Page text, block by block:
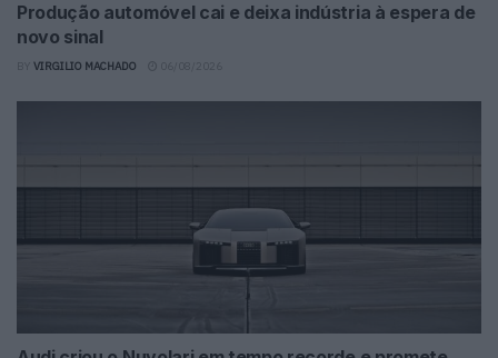
Produção automóvel cai e deixa indústria à espera de
novo sinal
VIRGILIO MACHADO